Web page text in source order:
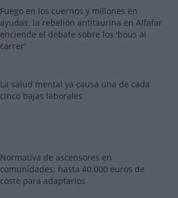
Fuego en los cuernos y millones en
ayudas: la rebelión antitaurina en Alfafar
enciende el debate sobre los 'bous al
carrer'
La salud mental ya causa una de cada
cinco bajas laborales
Normativa de ascensores en
comunidades: hasta 40.000 euros de
coste para adaptarlos